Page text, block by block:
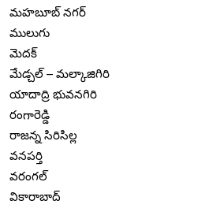
మహబూబ్ నగర్
ములుగు
మెదక్
మేడ్చల్ – మల్కాజిగిరి
యాదాద్రి భువనగిరి
రంగారెడ్డి
రాజన్న సిరిసిల్ల
వనపర్తి
వరంగల్
వికారాబాద్